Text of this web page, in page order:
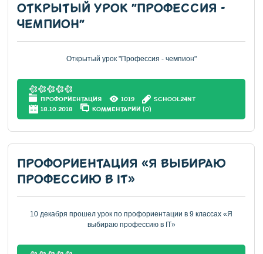
ОТКРЫТЫЙ УРОК "ПРОФЕССИЯ -
ЧЕМПИОН"
Открытый урок "Профессия - чемпион"
ПРОФОРИЕНТАЦИЯ 1019
SCHOOL24NT
18.10.2018
КОММЕНТАРИИ (0)
ПРОФОРИЕНТАЦИЯ «Я ВЫБИРАЮ
ПРОФЕССИЮ В IT»
10 декабря прошел урок по профориентации в 9 классах «Я
выбираю профессию в IT»